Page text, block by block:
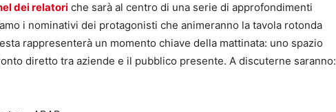
dei relatori che sarà al centro di una serie di approfondimenti
i nominativi dei protagonisti che animeranno la tavola rotonda
rappresenterà un momento chiave della mattinata: uno spazio
diretto tra aziende e il pubblico presente. A discuterne saranno: